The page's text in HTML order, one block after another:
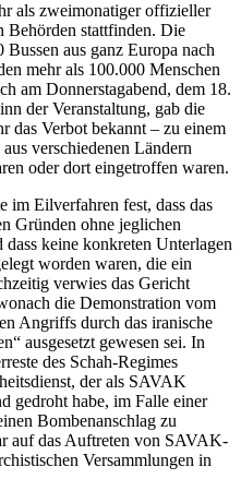
als zweimonatiger offizieller
Behörden stattfinden. Die
aus ganz Europa nach
mehr als 100.000 Menschen
am Donnerstagabend, dem 18.
der Veranstaltung, gab die
das Verbot bekannt – zu einem
verschiedenen Ländern
oder dort eingetroffen waren.
im Eilverfahren fest, dass das
Gründen ohne jeglichen
keine konkreten Unterlagen
worden waren, die ein
verwies das Gericht
die Demonstration vom
Angriffs durch das iranische
ausgesetzt gewesen sei. In
des Schah-Regimes
der als SAVAK
gedroht habe, im Falle einer
Bombenanschlag zu
auf das Auftreten von SAVAK-
Versammlungen in